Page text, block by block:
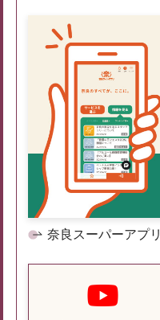
奈良スーパーアプリ